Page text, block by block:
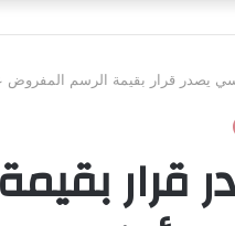
يصدر قرار بقيمة الرسم المفروض
قرار